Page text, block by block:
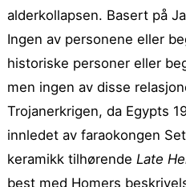
alderkollapsen. Basert på
Ingen av personene eller
historiske personer eller
men ingen av disse
Trojanerkrigen, da Egypts
innledet av faraokongen
keramikk tilhørende Late
best med Homers